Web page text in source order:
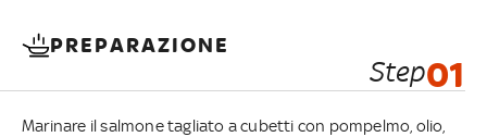
PREPARAZIONE
Step01
Marinare il salmone tagliato a cubetti con pompelmo, olio,